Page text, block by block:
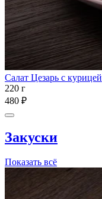
Салат Цезарь с курицей
220 г
480 ₽
Закуски
Показать всё